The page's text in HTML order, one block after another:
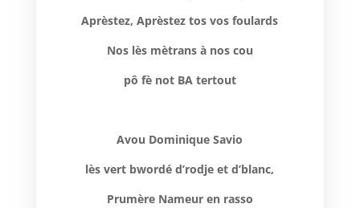
Aprèstez, Aprèstez tos vos foulards
Nos lès mètrans à nos cou
pô fè not BA tertout
Avou Dominique Savio
lès vert bwordé d’rodje et d’blanc,
Prumère Nameur en rasso